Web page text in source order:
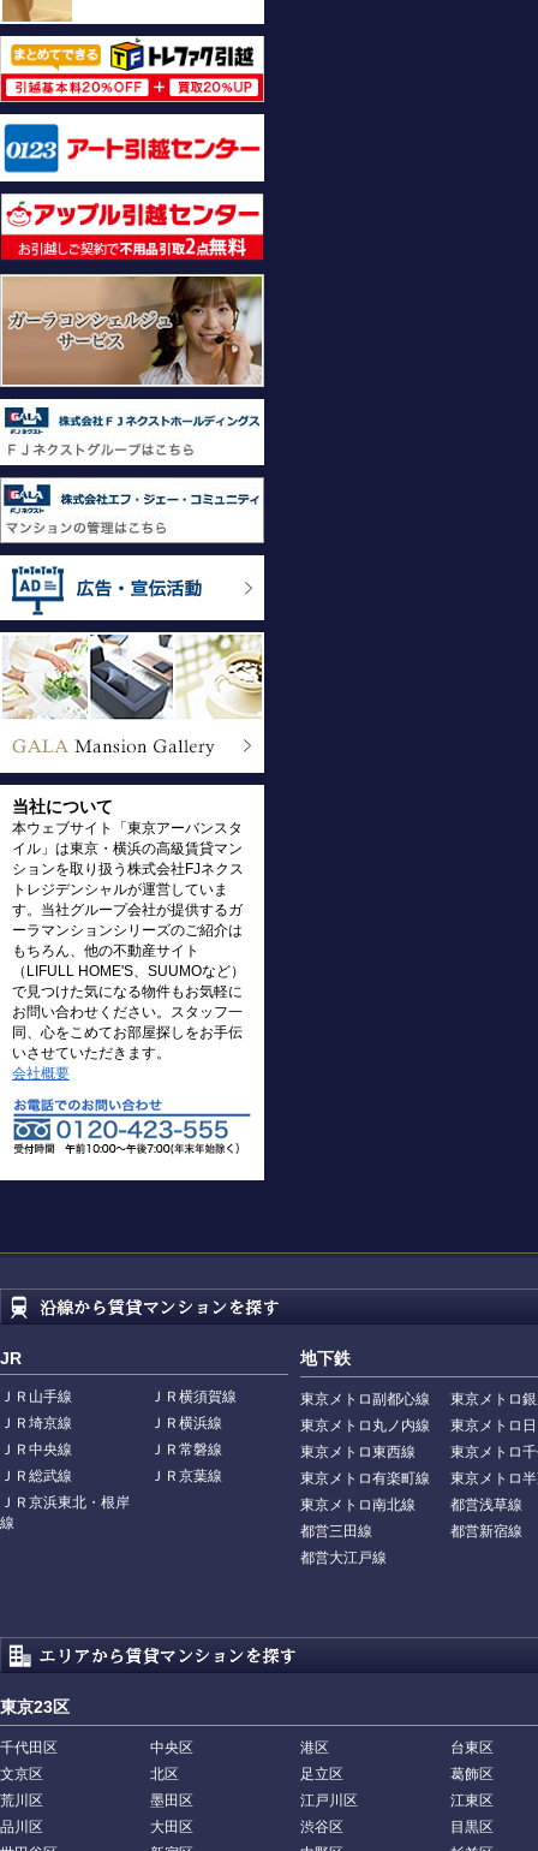
当社について
本ウェブサイト「東京アーバンスタ
イル」は東京・横浜の高級賃貸マン
ションを取り扱う株式会社FJネクス
トレジデンシャルが運営していま
す。当社グループ会社が提供するガ
ーラマンションシリーズのご紹介は
もちろん、他の不動産サイト
（LIFULL HOME'S、SUUMOなど）
で見つけた気になる物件もお気軽に
お問い合わせください。スタッフ一
同、心をこめてお部屋探しをお手伝
いさせていただきます。
会社概要
JR
ＪＲ山手線
ＪＲ横須賀線
ＪＲ埼京線
ＪＲ横浜線
ＪＲ中央線
ＪＲ常磐線
ＪＲ総武線
ＪＲ京葉線
ＪＲ京浜東北・根岸
線
地下鉄
東京メトロ副都心線
東京メトロ
東京メトロ丸ノ内線
東京メトロ
東京メトロ東西線
東京メトロ
東京メトロ有楽町線
東京メトロ
東京メトロ南北線
都営浅草線
都営三田線
都営新宿線
都営大江戸線
東京23区
千代田区 中央区 港区
台東区
文京区
北区 足立区
葛飾区
荒川区
墨田区 江戸川区
江東区
品川区
大田区 渋谷区
目黒区